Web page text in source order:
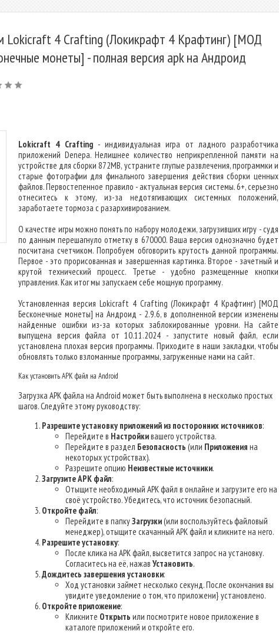
Lokicraft 4 Crafting (Локикрафт 4 Крафтинг) [МОД
монеты] - полная версия apk на Андроид
Lokicraft 4 Crafting- индивидуальная игра от ладного разработчика
приложений Denepa. Нелишнее количество неприкрепленной памяти на
устройстве для сборки 872MB, устраните глупые развлечения, программки и
старые фотографии для финального завершения действия сборки ценных
файлов. Первостепенное правило - актуальная версия системы. 6+, серьезно
отнеситесь к этому, из-за недотягивающих системных положений,
заработаете тормоза с разархивированием.
О качестве игры можно понять по набору молодежи, загрузивших игру - судя
по данным перешагнуло отметку в 670000. Ваша версия однозначно будет
посчитана счетчиком. Попробуем обговорить крутость данной программы.
Первое - это прорисованная и завершенная картинка. Второе - зачетный и
крутой технический процесс. Третье - удобно размещенные кнопки
управления. Как итог мы запускаем себе мощную программу.
Установленная версия Lokicraft 4 Crafting (Локикрафт 4 Крафтинг) [МОД
Бесконечные монеты] на Андроид - 2.9.6, в дополненной версии изменены
найденные ошибки из-за которых заблокированные уровни. На сайте
выпущена версия файла от 10.11.2024 - запустите новый файл, если
установлена плохая версия программы. Приходите в наши закладки, чтобы
обновлять только взломанные программы, загруженные нами на сайт.
Как установить APK файл на Android
Загрузка APK файла на Android может быть выполнена в несколько простых
шагов. Следуйте этому руководству:
Разрешите установку приложений из посторонних источников:
Перейдите в Настройкивашего устройства.
Перейдите в раздел Безопасность (или Приложения на
некоторых устройствах).
Разрешите опцию Неизвестные источники.
Загрузите APK файл:
Отыщите необходимый APK файл в онлайне и загрузите его на
своё устройство. Убедитесь, что источник безопасный.
Откройте файл:
Перейдите в папкуЗагрузки(или воспользуйтесь файловый
менеджер), отыщите скачанный APK файл и кликните на него.
Разрешите установку:
После клика на APK файл, высветится запрос на установку.
Согласитесь на её, нажав Установить.
Дождитесь завершения установки:
Ход установки займет несколько секунд. После окончания вы
увидите уведомление о том, что приложени} установлено.
Откройте приложение:
Кликните Открыть или посмотрите новое приложение в
каталоге приложений и откройте его.